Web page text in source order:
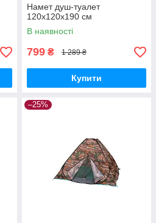
Намет душ-туалет
120x120x190 см
В наявності
799 ₴ 1 289 ₴
Купити
–25%